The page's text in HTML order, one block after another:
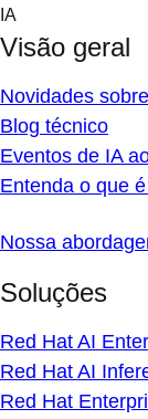
Skip
content
IA
Visão geral
Novidades
Blog técnico
Eventos de IA
Entenda o que
Nossa
Soluções
Red Hat AI
Red Hat AI
Red Hat